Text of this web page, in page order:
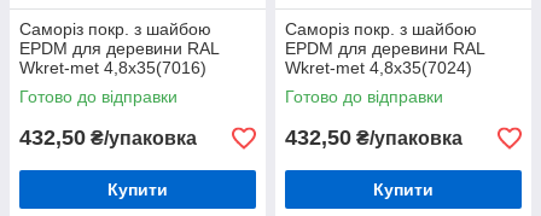
Саморіз покр. з шайбою
EPDM для деревини RAL
Wkret-met 4,8х35(7016)
(250шт)
Готово до відправки
432,50 ₴/упаковка
Купити
Саморіз покр. з шайбою
EPDM для деревини RAL
Wkret-met 4,8х35(7024)
(250шт)
Готово до відправки
432,50 ₴/упаковка
Купити